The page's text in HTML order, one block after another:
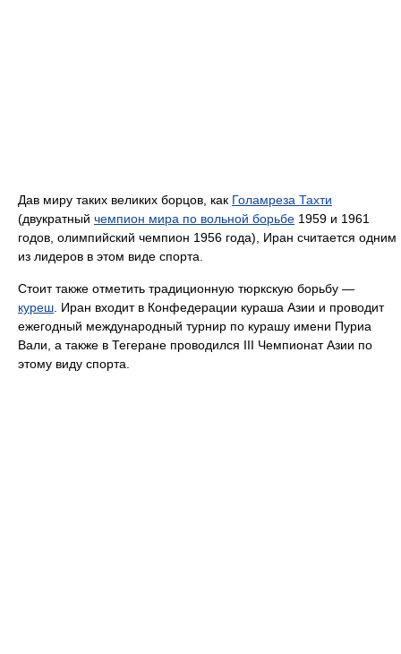
Дав миру таких великих борцов, как Голамреза Тахти
(двукратный чемпион мира по вольной борьбе 1959 и 1961
годов, олимпийский чемпион 1956 года), Иран считается одним
из лидеров в этом виде спорта.
Стоит также отметить традиционную тюркскую борьбу —
куреш . Иран входит в Конфедерации кураша Азии и проводит
ежегодный международный турнир по курашу имени Пуриа
Вали, а также в Тегеране проводился III Чемпионат Азии по
этому виду спорта.